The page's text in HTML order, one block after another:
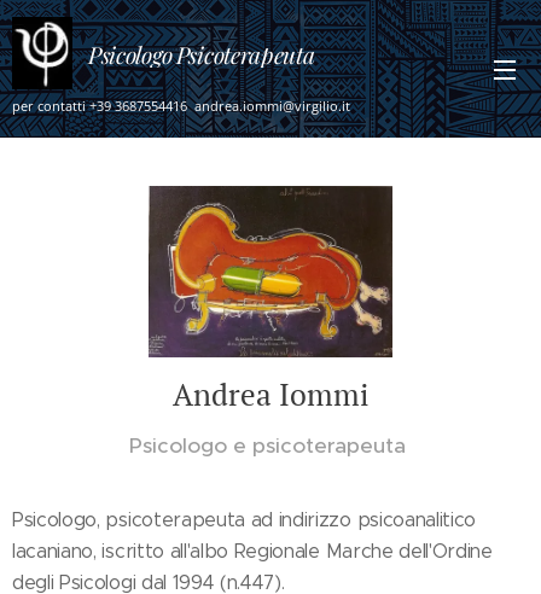
PsicologoPsicoterapeuta
per contatti +39 3687554416 andrea.iommi@virgilio.it
Andrea Iommi
Psicologo e psicoterapeuta
Psicologo, psicoterapeuta ad indirizzo psicoanalitico
lacaniano, iscritto all'albo Regionale Marche dell'Ordine
degli Psicologi dal 1994 (n.447).